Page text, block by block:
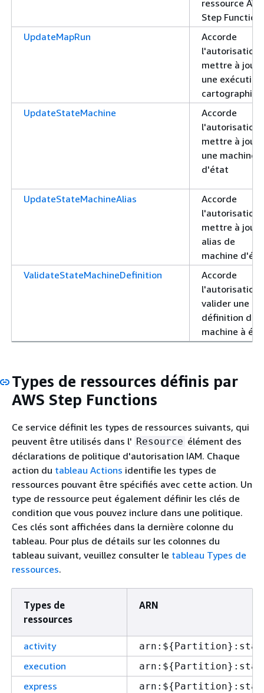
ressource
Step
UpdateMapRun
Accorde
l'autorisation
mettre à jour
une exécution
UpdateStateMachine
Accorde
l'autorisation
mettre à jour
une machine
d'état
UpdateStateMachineAlias
Accorde
l'autorisation
mettre à jour
alias de
machine
ValidateStateMachineDefinition
Accorde
l'autorisation
valider une
définition de
machine à
Types de ressources définis par
AWS Step Functions
Ce service définit les types de ressources suivants, qui
peuvent être utilisés dans l' Resource élément des
déclarations de politique d'autorisation IAM. Chaque
action du tableau Actions identifie les types de
ressources pouvant être spécifiés avec cette action. Un
type de ressource peut également définir les clés de
condition que vous pouvez inclure dans une politique.
Ces clés sont affichées dans la dernière colonne du
tableau. Pour plus de détails sur les colonnes du
tableau suivant, veuillez consulter le tableau Types de
ressources.
Types de
ressources
ARN
activity arn:${
execution arn:${
express arn:${